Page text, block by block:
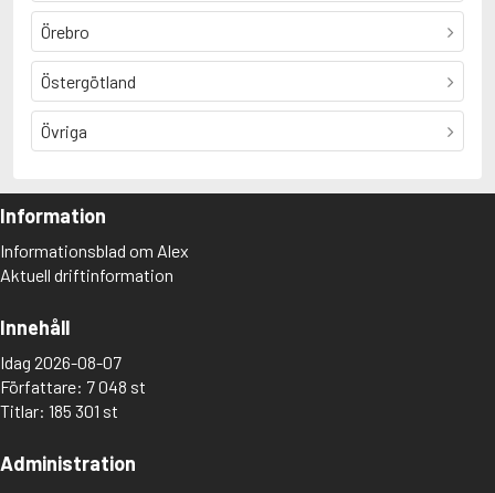
Örebro
Östergötland
Övriga
Information
Informationsblad om Alex
Aktuell driftinformation
Innehåll
Idag 2026-08-07
Författare: 7 048 st
Titlar: 185 301 st
Administration